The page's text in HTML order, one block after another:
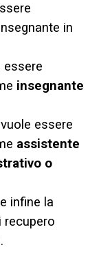
in
essere
insegnante
essere
assistente
o
infine la
recupero